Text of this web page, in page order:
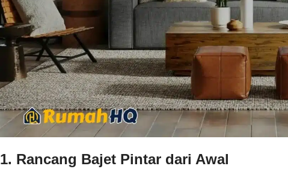
1. Rancang Bajet Pintar dari Awal